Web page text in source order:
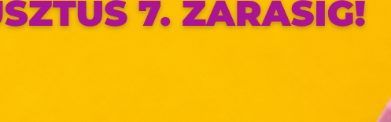
„cookie"-kat (továbbiakban „süti") alkalmazunk. Ezek olyan
információt tárolnak webes böngészőjében. Ehhez az Ön